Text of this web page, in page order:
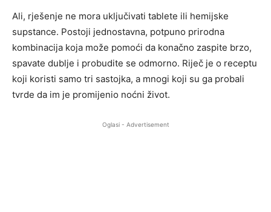
Ali, rješenje ne mora uključivati tablete ili hemijske
supstance. Postoji jednostavna, potpuno prirodna
kombinacija koja može pomoći da konačno zaspite brzo,
spavate dublje i probudite se odmorno. Riječ je o receptu
koji koristi samo tri sastojka, a mnogi koji su ga probali
tvrde da im je promijenio noćni život.
Oglasi - Advertisement